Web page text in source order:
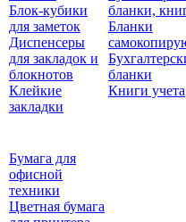
Блок-кубики
для заметок
Диспенсеры
для закладок и
блокнотов
Клейкие
закладки
бланки,
Бланки
бланки
Книги учета
Бумага для
офисной
техники
Цветная бумага